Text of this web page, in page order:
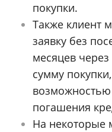
покупки.
Также клиент
заявку без
месяцев
сумму
погашения
На некоторые